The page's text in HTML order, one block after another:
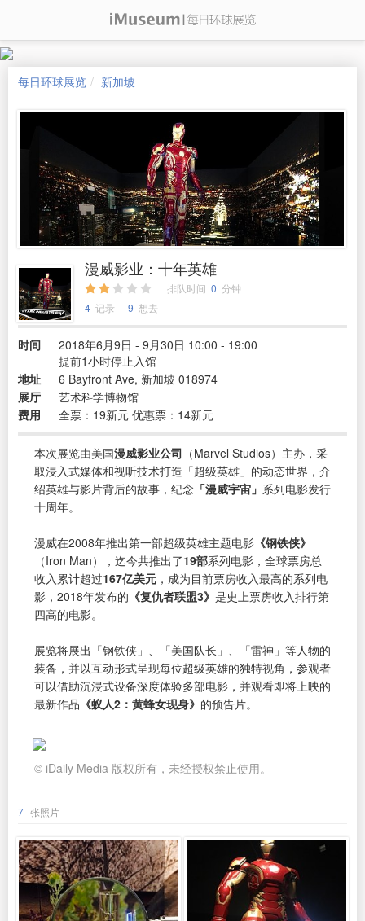
每日环球展览 新加坡
漫威影业：十年英雄
排队时间 0 分钟
4 记录 9 想去
时间
2018年6月9日 - 9月30日 10:00 - 19:00
提前1小时停止入馆
地址
6 Bayfront Ave, 新加坡 018974
展厅
艺术科学博物馆
费用
全票：19新元 优惠票：14新元
本次展览由美国漫威影业公司 （Marvel Studios）主办，采
取浸入式媒体和视听技术打造「超级英雄」的动态世界，介
绍英雄与影片背后的故事，纪念 「漫威宇宙」 系列电影发行
十周年。
漫威在2008年推出第一部超级英雄主题电影 《钢铁侠》
（Iron Man），迄今共推出了19部系列电影，全球票房总
收入累计超过167亿美元 ，成为目前票房收入最高的系列电
影，2018年发布的 《复仇者联盟3》 是史上票房收入排行第
四高的电影。
展览将展出「钢铁侠」、「美国队长」、「雷神」等人物的
装备，并以互动形式呈现每位超级英雄的独特视角，参观者
可以借助沉浸式设备深度体验多部电影，并观看即将上映的
最新作品 《蚁人2：黄蜂女现身》 的预告片。
© iDaily Media 版权所有，未经授权禁止使用。
7 张照片